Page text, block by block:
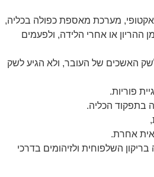
אקטופי, מערכת מאספת כפולה בכליה,
ההריון או אחרי הלידה, ולפעמים
האשכים של העובר, ולא הגיע לשק
פוריות.
בתפקוד הכליה.
אחרת.
השלפוחית ולזיהומים בדרכי